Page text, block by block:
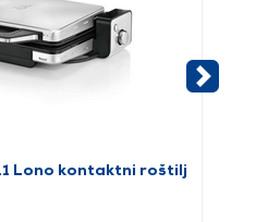
Lono kontaktni roštilj